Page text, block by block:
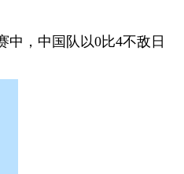
中，中国队以0比4不敌日